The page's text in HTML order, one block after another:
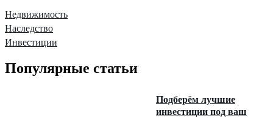
Недвижимость
Наследство
Инвестиции
Популярные статьи
Подберём лучшие
инвестиции под ваш